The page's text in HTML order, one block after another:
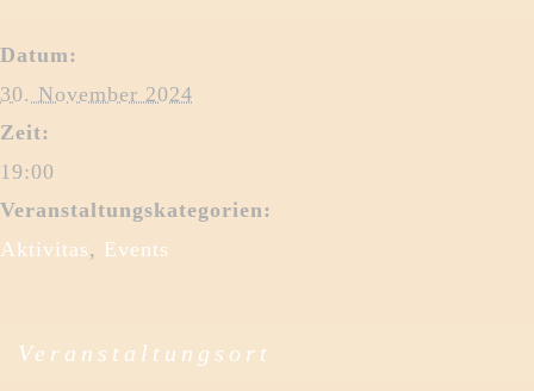
Datum:
30. November 2024
Zeit:
19:00
Veranstaltungskategorien:
Aktivitas, Events
Veranstaltungsort